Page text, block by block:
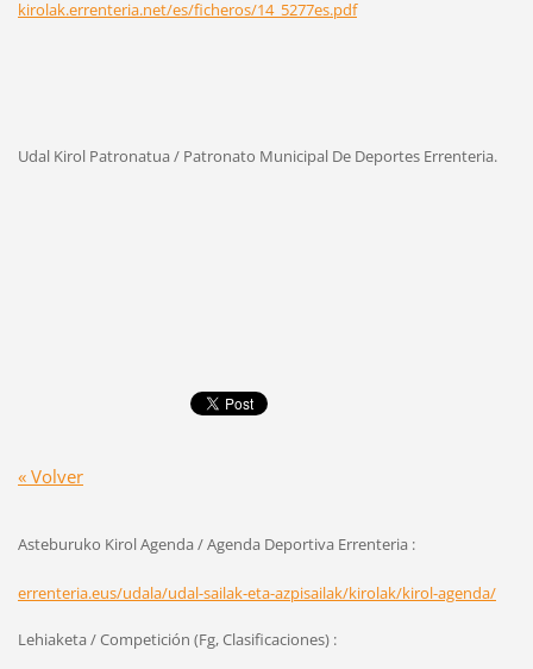
kirolak.errenteria.net/es/ficheros/14_5277es.pdf
Udal Kirol Patronatua / Patronato Municipal De Deportes Errenteria.
« Volver
Asteburuko Kirol Agenda / Agenda Deportiva Errenteria :
errenteria.eus/udala/udal-sailak-eta-azpisailak/kirolak/kirol-agenda/
Lehiaketa / Competición (Fg, Clasificaciones) :